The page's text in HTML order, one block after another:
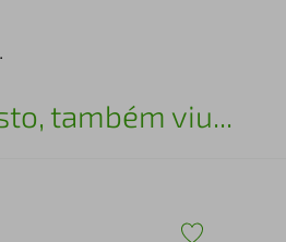
também viu...